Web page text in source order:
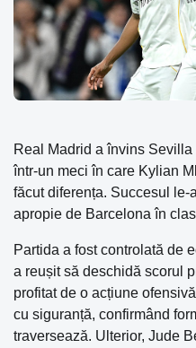
Real Madrid a învins
într-un meci în care Kylian
făcut diferența. Succesul le-
apropie de Barcelona în
Partida a fost controlată de
a reușit să deschidă scorul
profitat de o acțiune
cu siguranță, confirmând
traversează. Ulterior, Jude